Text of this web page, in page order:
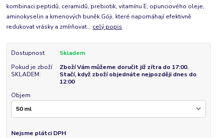
kombinaci peptidů, ceramidů, prebiotik, vitamínu E, opunciového oleje,
aminokyselin a kmenových buněk Góji, které napomáhají efektivně
redukovat vrásky a zmírňovat... celý popis
Dostupnost
Skladem
Pokud je zboží
SKLADEM:
Zboží Vám můžeme doručit již zítra do 17:00.
Stačí, když zboží objednáte nejpozději dnes do
12:00
Objem
Nejsme plátci DPH